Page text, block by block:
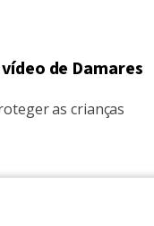
de Damares
as crianças